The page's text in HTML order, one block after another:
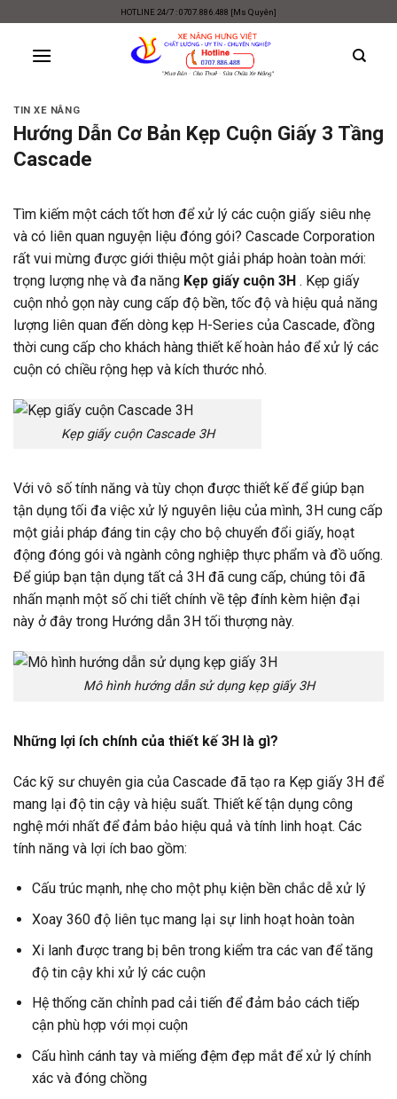
content
HOTLINE 24/7 : 0707.886.488 [Ms Quyên]
TIN XE NÂNG
Hướng Dẫn Cơ Bản Kẹp Cuộn Giấy 3 Tầng
Cascade
Tìm kiếm một cách tốt hơn để xử lý các cuộn giấy siêu nhẹ
và có liên quan nguyện liệu đóng gói? Cascade Corporation
rất vui mừng được giới thiệu một giải pháp hoàn toàn mới:
trọng lượng nhẹ và đa năng Kẹp giấy cuộn 3H . Kẹp giấy
cuộn nhỏ gọn này cung cấp độ bền, tốc độ và hiệu quả năng
lượng liên quan đến dòng kẹp H-Series của Cascade, đồng
thời cung cấp cho khách hàng thiết kế hoàn hảo để xử lý các
cuộn có chiều rộng hẹp và kích thước nhỏ.
Kẹp giấy cuộn Cascade 3H
Với vô số tính năng và tùy chọn được thiết kế để giúp bạn
tận dụng tối đa việc xử lý nguyên liệu của mình, 3H cung cấp
một giải pháp đáng tin cậy cho bộ chuyển đổi giấy, hoạt
động đóng gói và ngành công nghiệp thực phẩm và đồ uống.
Để giúp bạn tận dụng tất cả 3H đã cung cấp, chúng tôi đã
nhấn mạnh một số chi tiết chính về tệp đính kèm hiện đại
này ở đây trong Hướng dẫn 3H tối thượng này.
Mô hình hướng dẫn sử dụng kẹp giấy 3H
Những lợi ích chính của thiết kế 3H là gì?
Các kỹ sư chuyên gia của Cascade đã tạo ra Kẹp giấy 3H để
mang lại độ tin cậy và hiệu suất. Thiết kế tận dụng công
nghệ mới nhất để đảm bảo hiệu quả và tính linh hoạt. Các
tính năng và lợi ích bao gồm:
Cấu trúc mạnh, nhẹ cho một phụ kiện bền chắc dễ xử lý
Xoay 360 độ liên tục mang lại sự linh hoạt hoàn toàn
Xi lanh được trang bị bên trong kiểm tra các van để tăng
độ tin cậy khi xử lý các cuộn
Hệ thống căn chỉnh pad cải tiến để đảm bảo cách tiếp
cận phù hợp với mọi cuộn
Cấu hình cánh tay và miếng đệm đẹp mắt để xử lý chính
xác và đóng chồng